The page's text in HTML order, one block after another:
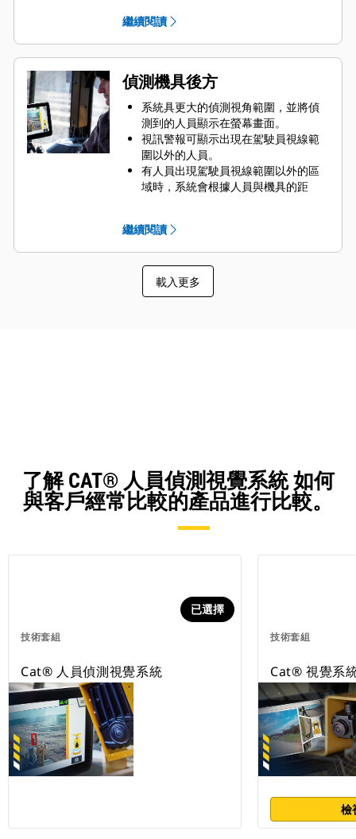
音警報。
人員出現在區時，系統會將偵測到之
人員顯示在螢幕畫面，同時發出長音
警報。
螢幕畫面中所有偵測到的人體都會以
紅色方框標出。
繼續閱讀
偵測機具後方
系統具更大的偵測視角範圍，並將偵
測到的人員顯示在螢幕畫面。
視訊警報可顯示出現在駕駛員視線範
圍以外的人員。
有人員出現駕駛員視線範圍以外的區
域時，系統會根據人員與機具的距
繼續閱讀
載入更多
了解 CAT® 人員偵測視覺系統 如何
與客戶經常比較的產品進行比較。
技術套組
已選擇
Cat® 人員偵測視覺系統
技術套組
Cat® 視覺系
檢